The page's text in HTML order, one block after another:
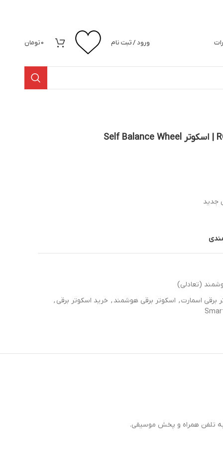
ورود / ثبت نام 0تومان
(تعادلی)
برقی اسمارت, اسکوتر برقی هوشمند , خرید اسکوتر برقی ,